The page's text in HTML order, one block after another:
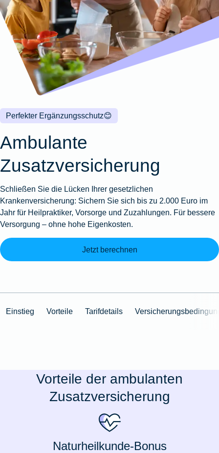
Wohnungsschutzbrief
Zur
Produktübersicht
Gewässerschadenhaftpflicht
Zur
Produktübersicht
Produktübersicht
Reisehaftpflichtversicherung
Reiserücktrittsversicherung
Zur
Produktübersicht
Zur
Produktübersicht
Zur
Produktübersicht
Zur
Produktübersicht
Montageversicherung
Zur
Produktübersicht
Gruppenunfall für
Betriebe
Gruppenunfall für
Vereine
Produktübersicht
Kunstversicherung
Ausstellungsversicherung
Valorenversicherung
Oldtimersammlungsversicherung
Zur
😊
Perfekter Ergänzungsschutz
Ambulante
Zusatzversicherung
Schließen Sie die Lücken Ihrer gesetzlichen
Krankenversicherung: Sichern Sie sich bis zu 2.000 Euro im
Jahr für Heilpraktiker, Vorsorge und Zuzahlungen. Für bessere
Versorgung – ohne hohe Eigenkosten.
Jetzt berechnen
Einstieg Vorteile Tarifdetails
Vorteile der ambulanten
Zusatzversicherung
Naturheilkunde-Bonus